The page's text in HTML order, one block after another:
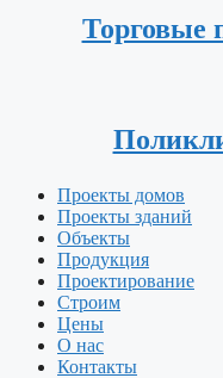
Торговые
Проекты домов
Проекты зданий
Объекты
Продукция
Проектирование
Строим
Цены
О нас
Контакты